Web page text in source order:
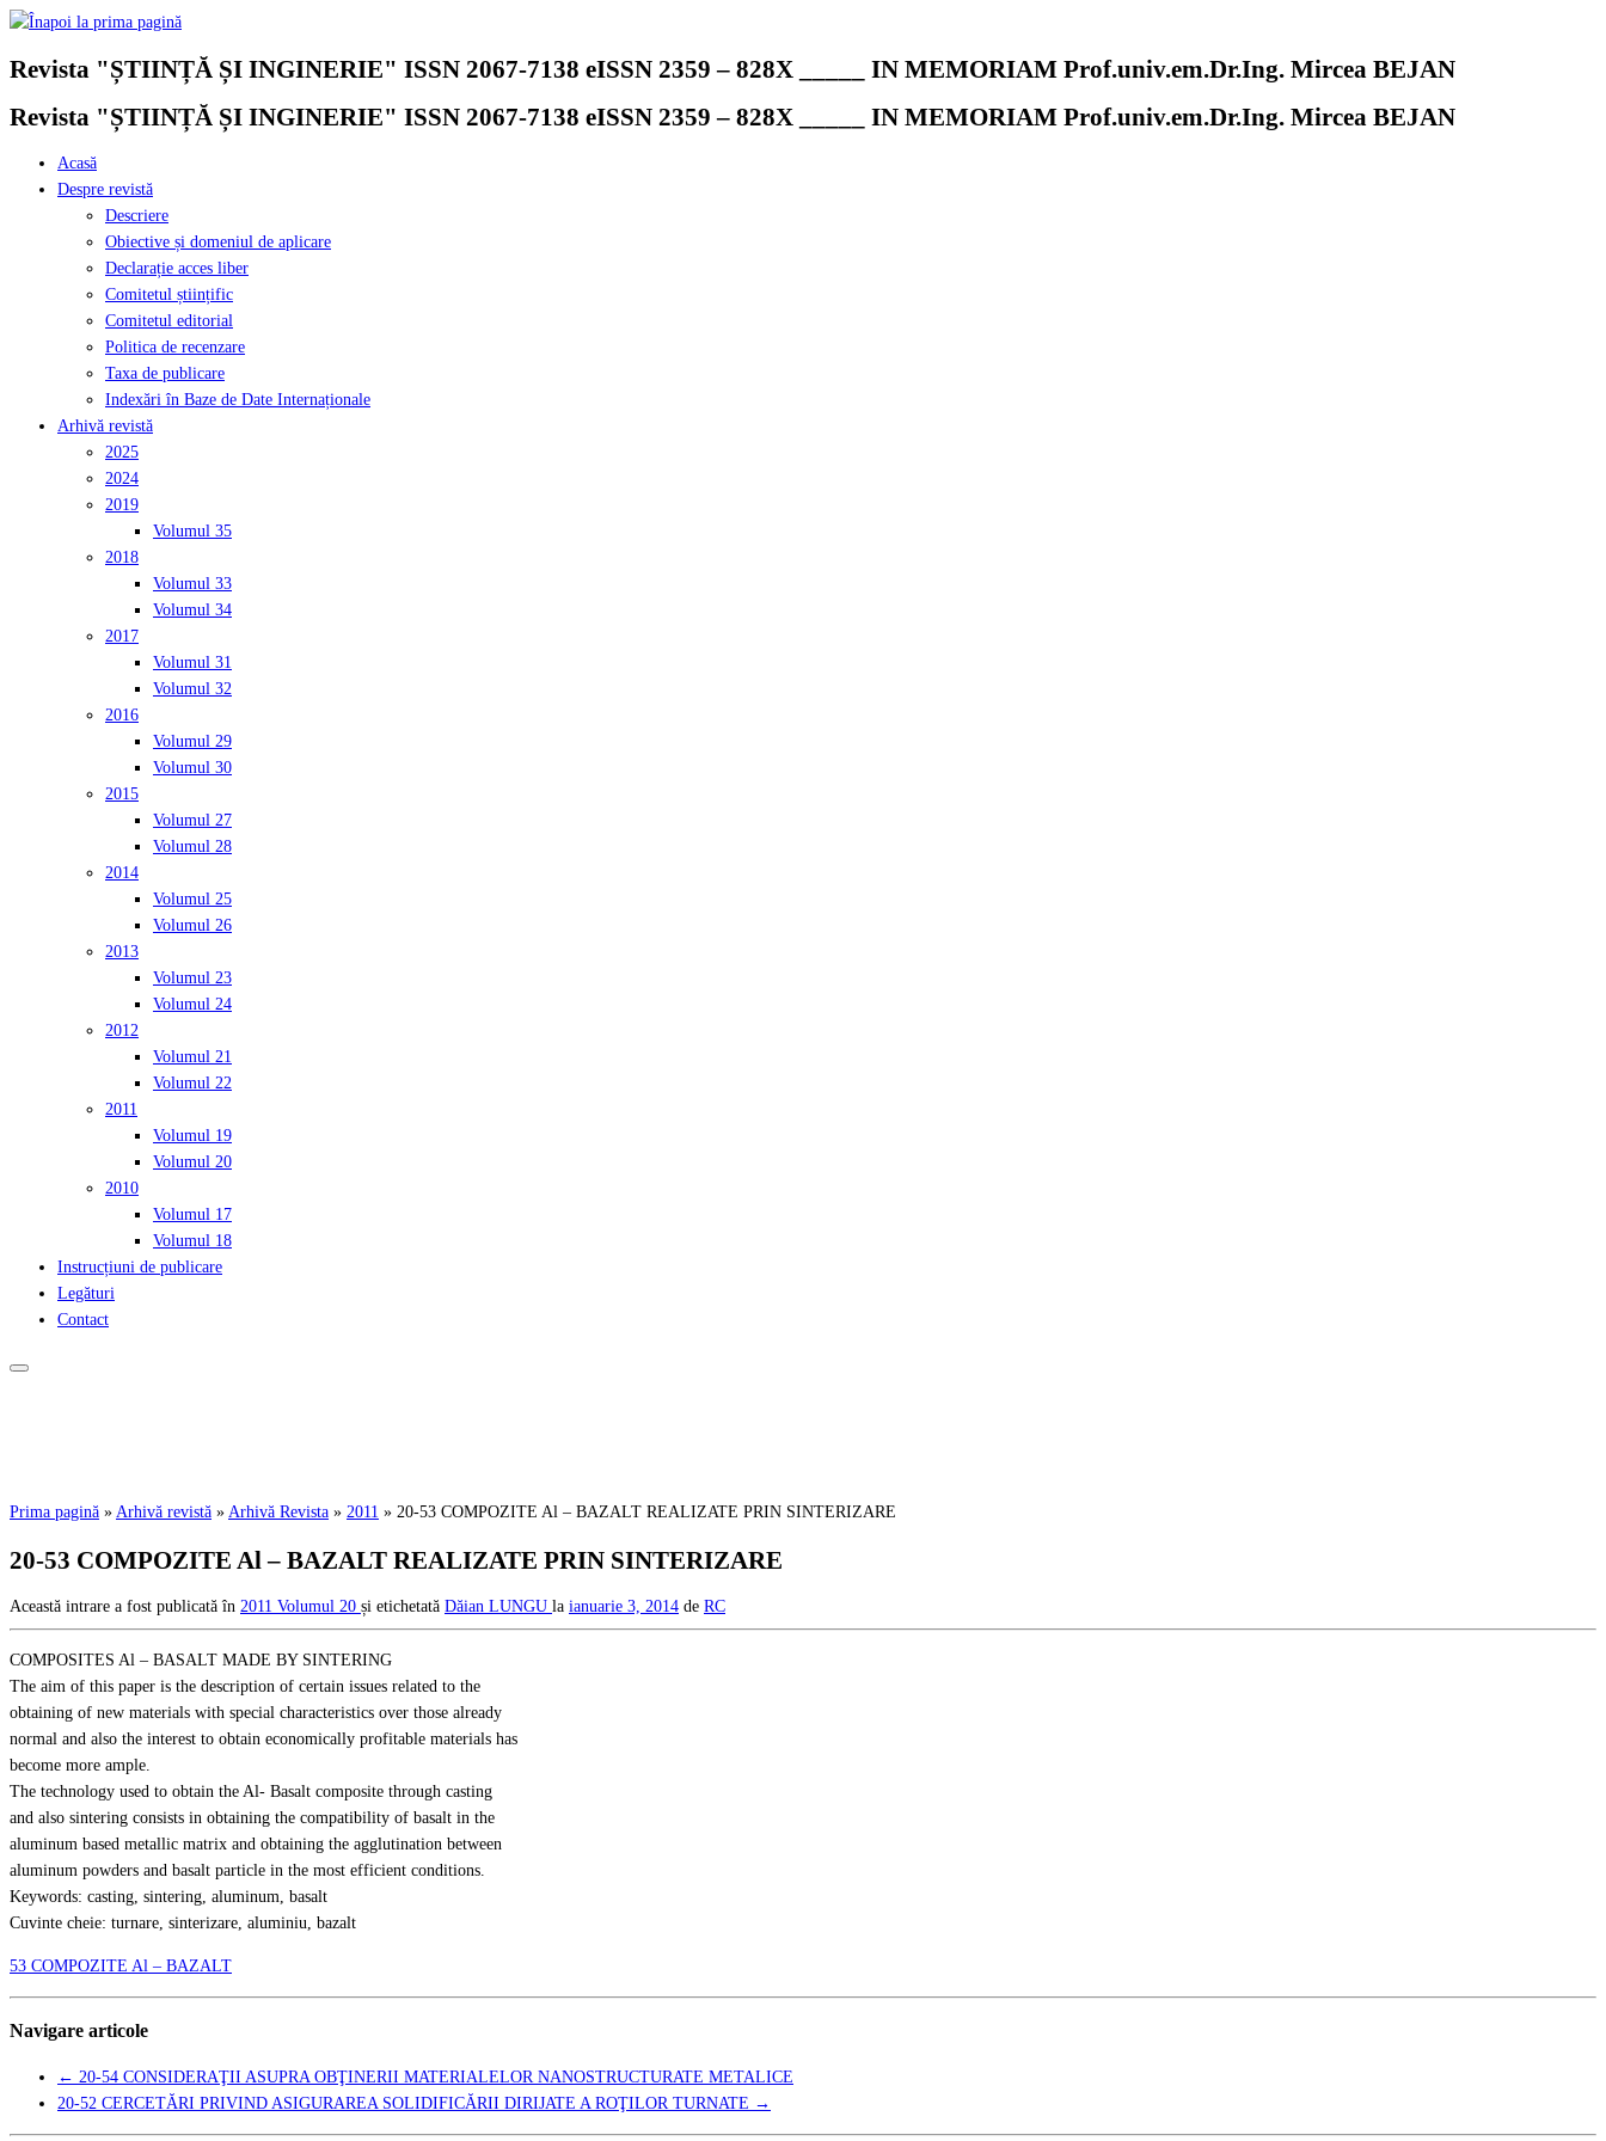
Skip
content
Revista "ȘTIINȚĂ ȘI INGINERIE" ISSN 2067-7138 eISSN 2359 – 828X _____ IN MEMORIAM Prof.univ.em.Dr.Ing. Mircea BEJAN
Revista "ȘTIINȚĂ ȘI INGINERIE" ISSN 2067-7138 eISSN 2359 – 828X _____ IN MEMORIAM Prof.univ.em.Dr.Ing. Mircea BEJAN
Acasă
Despre revistă
Descriere
Obiective și domeniul de aplicare
Declarație acces liber
Comitetul științific
Comitetul editorial
Politica de recenzare
Taxa de publicare
Indexări în Baze de Date Internaționale
Arhivă revistă
2025
2024
2019
Volumul 35
2018
Volumul 33
Volumul 34
2017
Volumul 31
Volumul 32
2016
Volumul 29
Volumul 30
2015
Volumul 27
Volumul 28
2014
Volumul 25
Volumul 26
2013
Volumul 23
Volumul 24
2012
Volumul 21
Volumul 22
2011
Volumul 19
Volumul 20
2010
Volumul 17
Volumul 18
Instrucțiuni de publicare
Legături
Contact
Prima pagină » Arhivă revistă » Arhivă Revista » 2011 » 20-53 COMPOZITE Al – BAZALT REALIZATE PRIN SINTERIZARE
20-53 COMPOZITE Al – BAZALT REALIZATE PRIN SINTERIZARE
Această intrare a fost publicată în 2011 Volumul 20 și etichetată Dăian LUNGU la ianuarie 3, 2014 de RC
COMPOSITES Al – BASALT MADE BY SINTERING
The aim of this paper is the description of certain issues related to the
obtaining of new materials with special characteristics over those already
normal and also the interest to obtain economically profitable materials has
become more ample.
The technology used to obtain the Al- Basalt composite through casting
and also sintering consists in obtaining the compatibility of basalt in the
aluminum based metallic matrix and obtaining the agglutination between
aluminum powders and basalt particle in the most efficient conditions.
Keywords: casting, sintering, aluminum, basalt
Cuvinte cheie: turnare, sinterizare, aluminiu, bazalt
53 COMPOZITE Al – BAZALT
Navigare articole
← 20-54 CONSIDERAŢII ASUPRA OBŢINERII MATERIALELOR NANOSTRUCTURATE METALICE
20-52 CERCETĂRI PRIVIND ASIGURAREA SOLIDIFICĂRII DIRIJATE A ROŢILOR TURNATE →